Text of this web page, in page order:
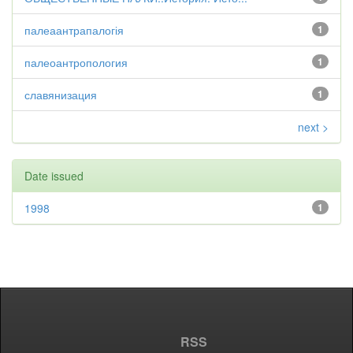
1
палеаантрапалогія
1
палеоантропология
1
славянизация
next >
Date issued
1
1998
RSS